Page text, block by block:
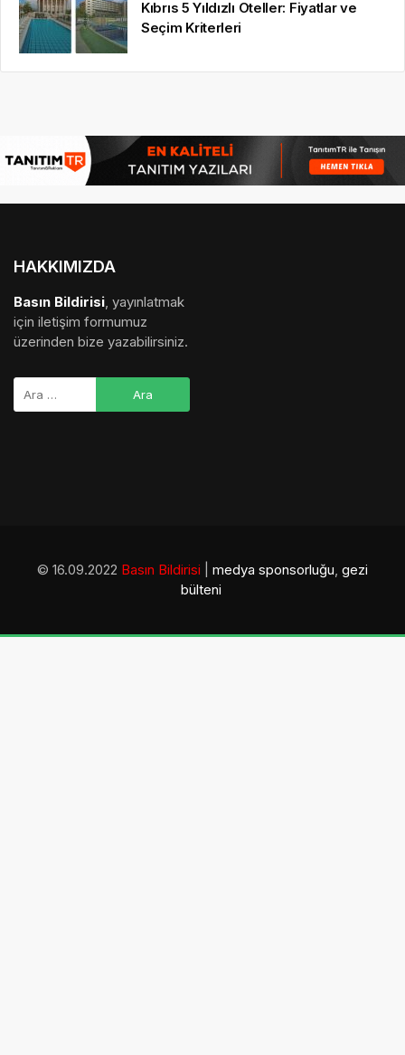
Kıbrıs 5 Yıldızlı Oteller: Fiyatlar ve
Seçim Kriterleri
HAKKIMIZDA
Basın Bildirisi, yayınlatmak
için iletişim formumuz
üzerinden bize yazabilirsiniz.
© 16.09.2022 Basın Bildirisi medya sponsorluğu, gezi
bülteni